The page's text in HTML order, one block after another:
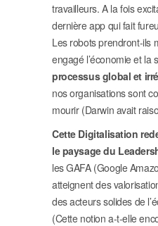
travailleurs. A la fois
dernière app qui fait
Les robots prendront-ils
engagé l’économie et la
processus global et
nos organisations sont
mourir (Darwin avait
Cette Digitalisation
le paysage du
les GAFA (Google
atteignent des
des acteurs solides de
(Cette notion a-t-elle